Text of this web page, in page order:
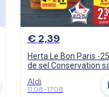
€ 2,39
Herta Le Bon Paris -
de sel Conservation
Aldi
11.08-17.08